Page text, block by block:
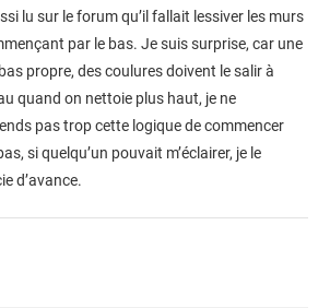
lu sur le forum qu’il fallait lessiver les murs
par le bas. Je suis surprise, car une
propre, des coulures doivent le salir à
quand on nettoie plus haut, je ne
pas trop cette logique de commencer
si quelqu’un pouvait m’éclairer, je le
d’avance.